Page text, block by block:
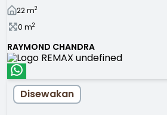
22m2
0 m2
RAYMOND CHANDRA
Disewakan